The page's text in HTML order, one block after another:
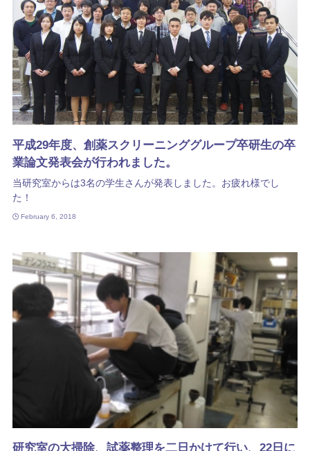
平成29年度、創薬スクリーニンググループ卒研生の卒
業論文発表会が行われました。
当研究室からは3名の学生さんが発表しました。お疲れ様でし
た！
February 6, 2018
研究室の大掃除、試薬整理を二日かけて行い、22日に